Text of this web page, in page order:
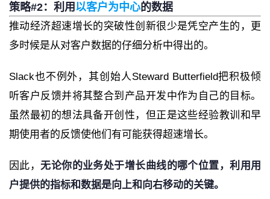
策略#2：利用 以客户为中心的数据
推动经济超速增长的突破性创新很少是凭空产生的，更
多时候是从对客户数据的仔细分析中得出的。
Slack也不例外，其创始人Steward Butterfield把积极倾
听客户反馈并将其整合到产品开发中作为自己的目标。
虽然最初的想法具备开创性，但正是这些经验教训和早
期使用者的反馈使他们有可能获得超速增长。
因此，无论你的业务处于增长曲线的哪个位置，利用用
户提供的指标和数据是向上和向右移动的关键。